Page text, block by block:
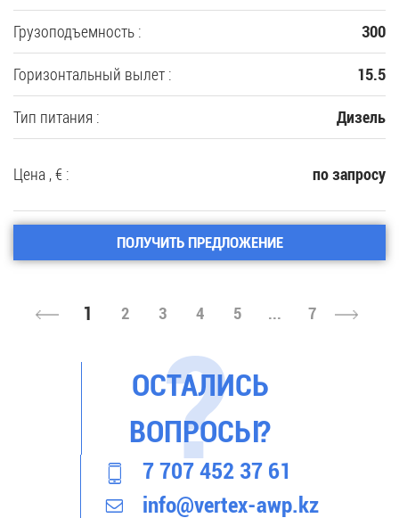
Грузоподъемность : 300
Горизонтальный вылет : 15.5
Тип питания : Дизель
Цена , € : по запросу
ПОЛУЧИТЬ ПРЕДЛОЖЕНИЕ
1 2 3 4 5 ... 7
ОСТАЛИСЬ
ВОПРОСЫ?
7 707 452 37 61
info@vertex-awp.kz